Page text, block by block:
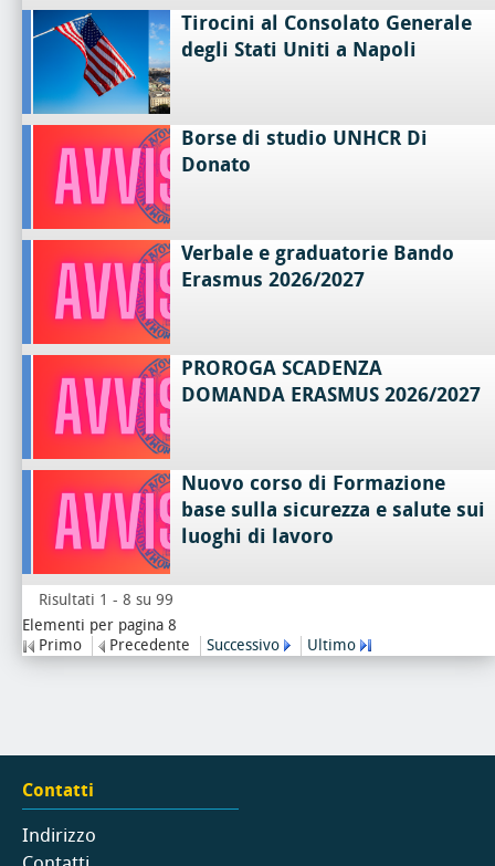
Tirocini al Consolato Generale
degli Stati Uniti a Napoli
Borse di studio UNHCR Di
Donato
Verbale e graduatorie Bando
Erasmus 2026/2027
PROROGA SCADENZA
DOMANDA ERASMUS 2026/2027
Nuovo corso di Formazione
base sulla sicurezza e salute sui
luoghi di lavoro
Risultati 1 - 8 su 99
Elementi per pagina 8
Primo
Precedente Successivo Ultimo
Contatti
Indirizzo